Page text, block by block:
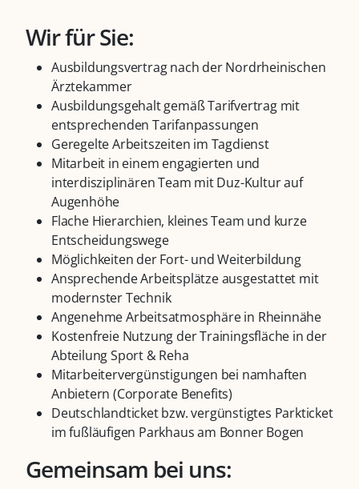
Wir für Sie:
Ausbildungsvertrag nach der Nordrheinischen
Ärztekammer
Ausbildungsgehalt gemäß Tarifvertrag mit
entsprechenden Tarifanpassungen
Geregelte Arbeitszeiten im Tagdienst
Mitarbeit in einem engagierten und
interdisziplinären Team mit Duz-Kultur auf
Augenhöhe
Flache Hierarchien, kleines Team und kurze
Entscheidungswege
Möglichkeiten der Fort- und Weiterbildung
Ansprechende Arbeitsplätze ausgestattet mit
modernster Technik
Angenehme Arbeitsatmosphäre in Rheinnähe
Kostenfreie Nutzung der Trainingsfläche in der
Abteilung Sport & Reha
Mitarbeitervergünstigungen bei namhaften
Anbietern (Corporate Benefits)
Deutschlandticket bzw. vergünstigtes Parkticket
im fußläufigen Parkhaus am Bonner Bogen
Gemeinsam bei uns: